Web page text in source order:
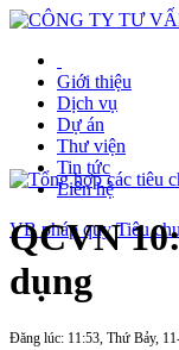
Giới thiệu
Dịch vụ
Dự án
Thư viện
Tin tức
Liên hệ
VB pháp quy Tiêu
QCVN
dụng
Đăng lúc: 11:53, Thứ Bảy,